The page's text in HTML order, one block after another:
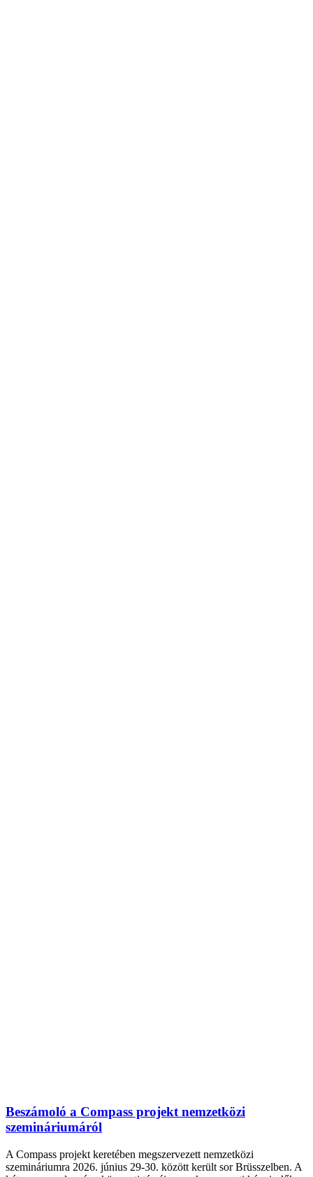
Beszámoló a Compass projekt nemzetközi
szemináriumáról
A Compass projekt keretében megszervezett nemzetközi
szemináriumra 2026. június 29-30. között került sor Brüsszelben. A